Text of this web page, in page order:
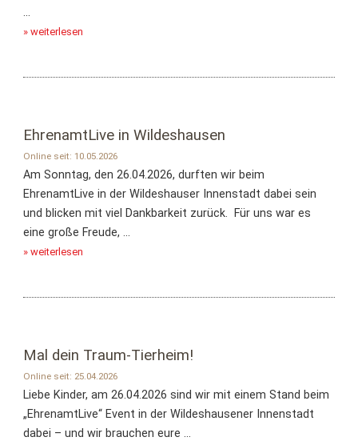
...
» weiterlesen
EhrenamtLive in Wildeshausen
Online seit: 10.05.2026
Am Sonntag, den 26.04.2026, durften wir beim
EhrenamtLive in der Wildeshauser Innenstadt dabei sein
und blicken mit viel Dankbarkeit zurück. Für uns war es
eine große Freude, ...
» weiterlesen
Mal dein Traum-Tierheim!
Online seit: 25.04.2026
Liebe Kinder, am 26.04.2026 sind wir mit einem Stand beim
„EhrenamtLive“ Event in der Wildeshausener Innenstadt
dabei – und wir brauchen eure ...